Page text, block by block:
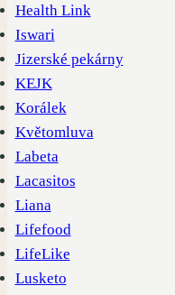
Health Link
Iswari
Jizerské pekárny
KEJK
Korálek
Květomluva
Labeta
Lacasitos
Liana
Lifefood
LifeLike
Lusketo